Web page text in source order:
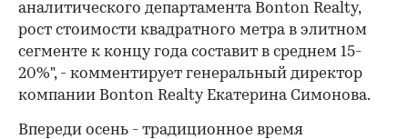
00:00 / 00:00
аналитического департамента Bonton Realty,
рост стоимости квадратного метра в элитном
сегменте к концу года составит в среднем 15-
20%", - комментирует генеральный директор
компании Bonton Realty Екатерина Симонова.
Впереди осень - традиционное время